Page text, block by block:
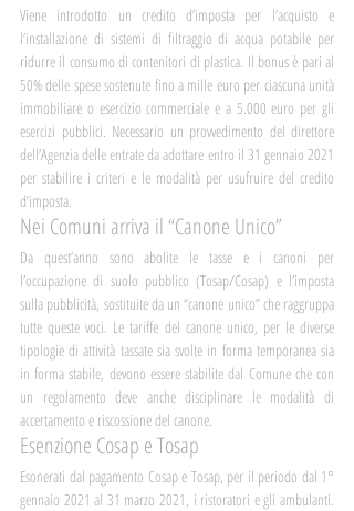
Viene introdotto un credito d’imposta per l’acquisto e
l’installazione di sistemi di filtraggio di acqua potabile per
ridurre il consumo di contenitori di plastica. Il bonus è pari al
50% delle spese sostenute fino a mille euro per ciascuna unità
immobiliare o esercizio commerciale e a 5.000 euro per gli
esercizi pubblici. Necessario un provvedimento del direttore
dell’Agenzia delle entrate da adottare entro il 31 gennaio 2021
per stabilire i criteri e le modalità per usufruire del credito
d’imposta.
Da quest’anno sono abolite le tasse e i canoni per
l’occupazione di suolo pubblico (Tosap/Cosap) e l’imposta
sulla pubblicità, sostituite da un “canone unico” che raggruppa
tutte queste voci. Le tariffe del canone unico, per le diverse
tipologie di attività tassate sia svolte in forma temporanea sia
in forma stabile, devono essere stabilite dal Comune che con
un regolamento deve anche disciplinare le modalità di
accertamento e riscossione del canone.
Esenzione Cosap e Tosap
Esonerati dal pagamento Cosap e Tosap, per il periodo dal 1°
gennaio 2021 al 31 marzo 2021, i ristoratori e gli ambulanti.